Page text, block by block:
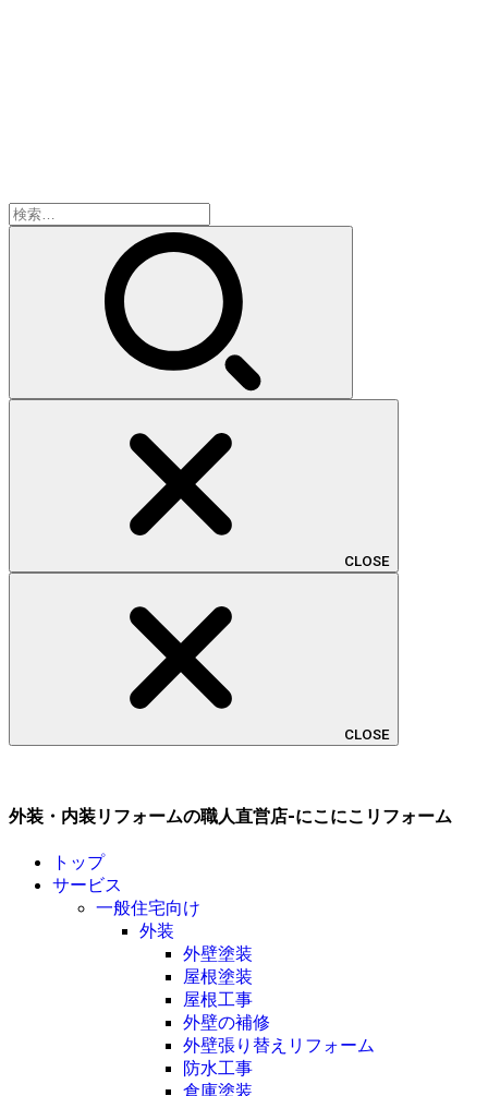
検
索:
CLOSE
CLOSE
外装・内装リフォームの職人直営店-にこにこリフォーム
トップ
サービス
一般住宅向け
外装
外壁塗装
屋根塗装
屋根工事
外壁の補修
外壁張り替えリフォーム
防水工事
倉庫塗装